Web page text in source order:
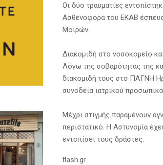
Οι δύο τραυματίες
Ασθενοφόρα του ΕΚΑΒ
Μοιρών.
Διακομιδή στο νοσοκομείο
Λόγω της σοβαρότητας της
διακομιδή τους στο ΠΑΓΝΗ
συνοδεία ιατρικού
Μέχρι στιγμής παραμένουν
περιστατικό. Η Αστυνομία
εντοπίσει τους δράστες.
flash.gr